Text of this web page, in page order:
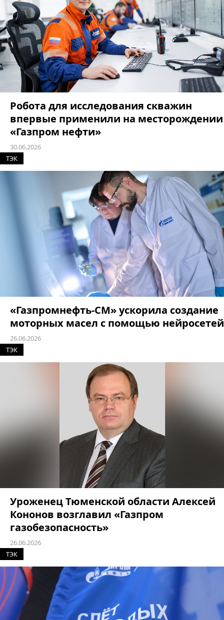
Робота для исследования скважин
впервые применили на месторождении
«Газпром нефти»
30.06.2026
ТЭК
«Газпромнефть-СМ» ускорила создание
моторных масел с помощью нейросетей
26.06.2026
ТЭК
Уроженец Тюменской области Алексей
Кононов возглавил «Газпром
газобезопасность»
26.06.2026
ТЭК